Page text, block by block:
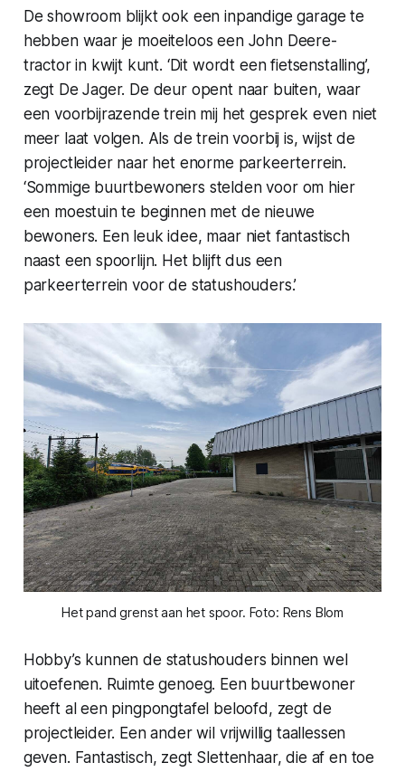
De showroom blijkt ook een inpandige garage te
hebben waar je moeiteloos een John Deere-
tractor in kwijt kunt. ‘Dit wordt een fietsenstalling’,
zegt De Jager. De deur opent naar buiten, waar
een voorbijrazende trein mij het gesprek even niet
meer laat volgen. Als de trein voorbij is, wijst de
projectleider naar het enorme parkeerterrein.
‘Sommige buurtbewoners stelden voor om hier
een moestuin te beginnen met de nieuwe
bewoners. Een leuk idee, maar niet fantastisch
naast een spoorlijn. Het blijft dus een
parkeerterrein voor de statushouders.’
Het pand grenst aan het spoor. Foto: Rens Blom
Hobby’s kunnen de statushouders binnen wel
uitoefenen. Ruimte genoeg. Een buurtbewoner
heeft al een pingpongtafel beloofd, zegt de
projectleider. Een ander wil vrijwillig taallessen
geven. Fantastisch, zegt Slettenhaar, die af en toe